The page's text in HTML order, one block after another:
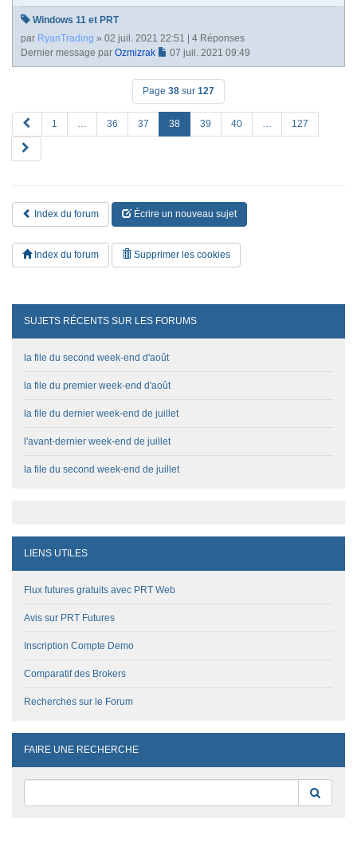
Windows 11 et PRT
par RyanTrading » 02 juil. 2021 22:51 | 4 Réponses
Dernier message par Ozmizrak 07 juil. 2021 09:49
Page 38 sur 127
R
V
1 … 36 37 38 39 40 … 127
u
a
n
t
e
Index du forum Écrire un nouveau sujet
Index du forum Supprimer les cookies
SUJETS RÉCENTS SUR LES FORUMS
la file du second week-end d'août
la file du premier week-end d'août
la file du dernier week-end de juillet
l'avant-dernier week-end de juillet
la file du second week-end de juillet
LIENS UTILES
Flux futures gratuits avec PRT Web
Avis sur PRT Futures
Inscription Compte Demo
Comparatif des Brokers
Recherches sur le Forum
FAIRE UNE RECHERCHE